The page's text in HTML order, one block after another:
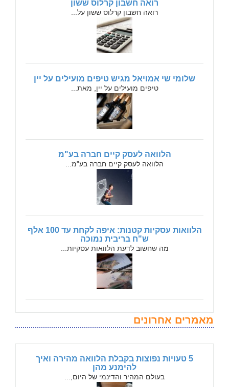
רואה חשבון קרלוס ששון
רואה חשבון קרלוס ששון על...
שלומי שי אמויאל מגיש טיפים מועילים על יין
טיפים מועילים על יין, מאת...
הלוואה לעסק קיים חברה בע"מ
הלוואה לעסק קיים חברה בע"מ...
הלוואות עסקיות קטנות: איפה לקחת עד 100 אלף
ש"ח בריבית נמוכה
מה שחשוב לדעת הלוואות עסקיות...
מאמרים אחרונים
5 טעויות נפוצות בקבלת הלוואה מהירה ואיך
להימנע מהן
בעולם המהיר והדינמי של היום,...